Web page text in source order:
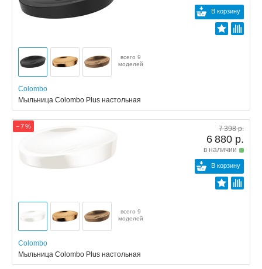
В корзину
всего 9
моделей
Colombo
Мыльница Colombo Plus настольная
− 7 % 7 398 р.
6 880 р.
в наличии
В корзину
всего 9
моделей
Colombo
Мыльница Colombo Plus настольная